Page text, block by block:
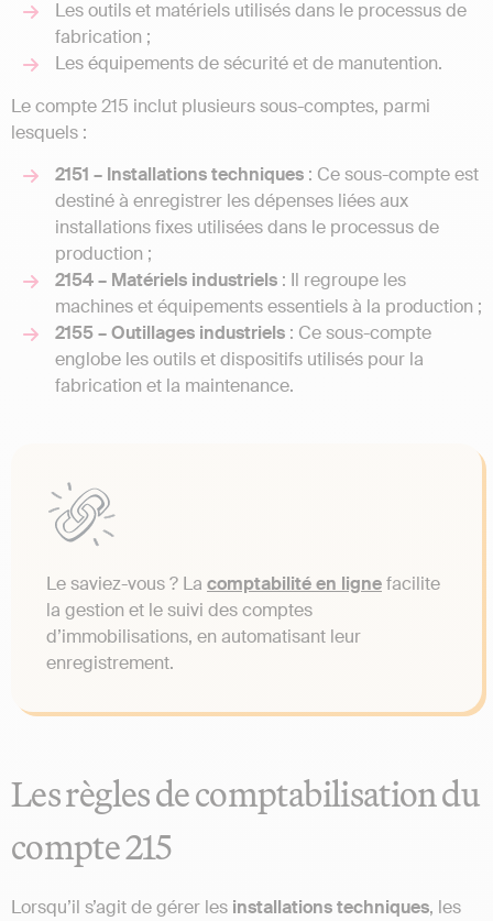
Les outils et matériels utilisés dans le processus de
fabrication ;
Les équipements de sécurité et de manutention.
Le compte 215 inclut plusieurs sous-comptes, parmi
lesquels :
2151 – Installations techniques : Ce sous-compte est
destiné à enregistrer les dépenses liées aux
installations fixes utilisées dans le processus de
production ;
2154 – Matériels industriels : Il regroupe les
machines et équipements essentiels à la production ;
2155 – Outillages industriels : Ce sous-compte
englobe les outils et dispositifs utilisés pour la
fabrication et la maintenance.
Le saviez-vous ? La comptabilité en lignefacilite
la gestion et le suivi des comptes
d’immobilisations, en automatisant leur
enregistrement.
Les règles de comptabilisation du
compte 215
Lorsqu’il s’agit de gérer les installations techniques, les